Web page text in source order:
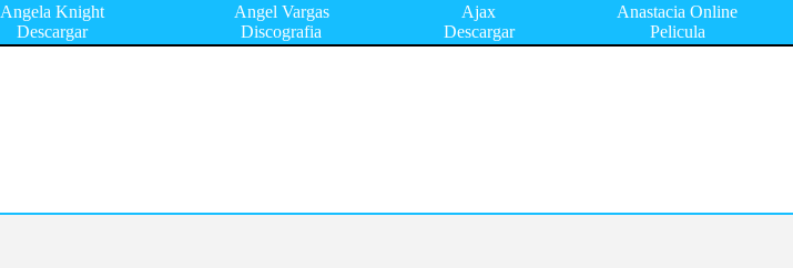
Angela Knight
Descargar
Angel Vargas
Discografia
Ajax
Descargar
Anastacia Online
Pelicula